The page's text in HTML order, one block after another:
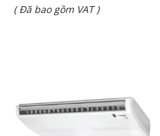
là:
Giá
₫ 30.750.000.
( Đã bao gồm VAT )